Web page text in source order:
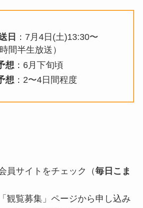
日
：7月4日(土)13:30〜
間半生放送）
想 ：6月下旬頃
想 ：2〜4日間程度
員サイトをチェック（毎日こま
観覧募集」ページから申し込み